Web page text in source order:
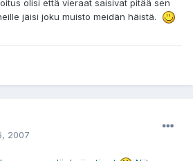
olisi että vieraat saisivat pitää sen
jäisi joku muisto meidän häistä.
2007